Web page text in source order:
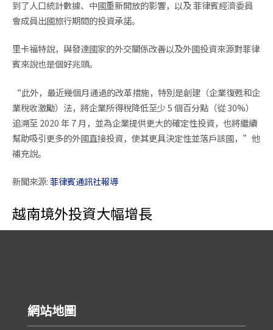
到了人口統計數據、中國重新開放的影響，以及 菲律賓經濟委員
會成員出國旅行期間的投資承諾。
里卡福特說，與發達國家的外交關係改善以及外國投資來源對菲律
賓來說也是個好兆頭。
“此外，最近幾個月通過的改革措施，特別是創建（企業復甦和企
業稅收激勵）法，將企業所得稅降低至少 5 個百分點（從 30%）
追溯至 2020 年 7 月，並為企業提供更大的確定性投資，也將繼續
幫助吸引更多的外國直接投資，使其更具決定性並落戶該國，”他
補充說。
新聞來源:菲律賓通訊社報導
越南境外投資大幅增長
網站地圖